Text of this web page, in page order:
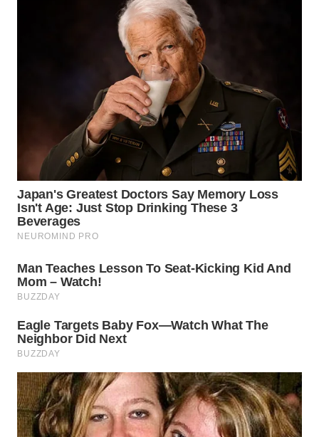
WN DELI
SERDANG
WN
TEBING
TINGGI
WN
PAKPAK
WN
KARAWANG
WN
BEKASI
WN